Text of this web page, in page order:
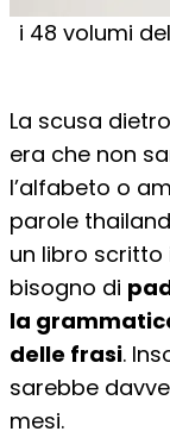
i 48 volumi
La scusa
era che non
l’alfabeto o
parole
un libro scritto
bisogno di
la
delle frasi.
sarebbe
mesi.